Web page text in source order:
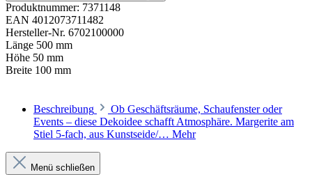
Produktnummer: 7371148
EAN 4012073711482
Hersteller-Nr. 6702100000
Länge 500 mm
Höhe 50 mm
Breite 100 mm
Beschreibung
Ob Geschäftsräume, Schaufenster oder
Events – diese Dekoidee schafft Atmosphäre. Margerite am
Stiel 5-fach, aus Kunstseide/… Mehr
Menü schließen